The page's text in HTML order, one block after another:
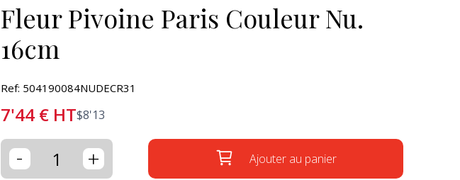
Fleur Pivoine Paris Couleur Nu.
16cm
Ref: 504190084NUDECR31
7'44€ HT$8'13
- + Ajouter au panier